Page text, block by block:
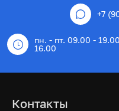
+7
пн. - пт. 09.00 -
16.00
Контакты